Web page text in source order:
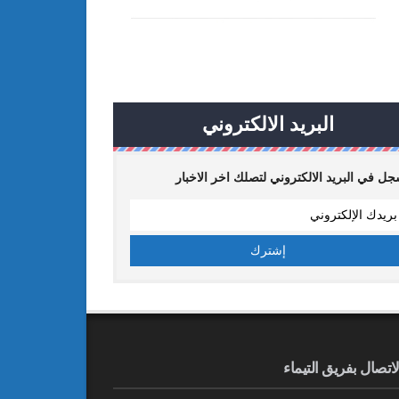
البريد الالكتروني
في البريد الالكتروني لتصلك اخر الاخبار
الاتصال بفريق التيماء